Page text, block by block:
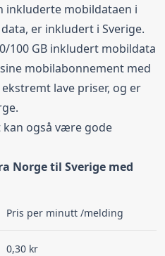
inkluderte mobildataen i
er inkludert i Sverige.
100 GB inkludert mobildata
mobilabonnement med
lave priser, og er
kan også være gode
Norge til Sverige med
Pris per minutt /melding
0,30 kr